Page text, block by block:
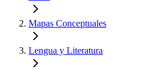
Mapas Conceptuales
Lengua y Literatura